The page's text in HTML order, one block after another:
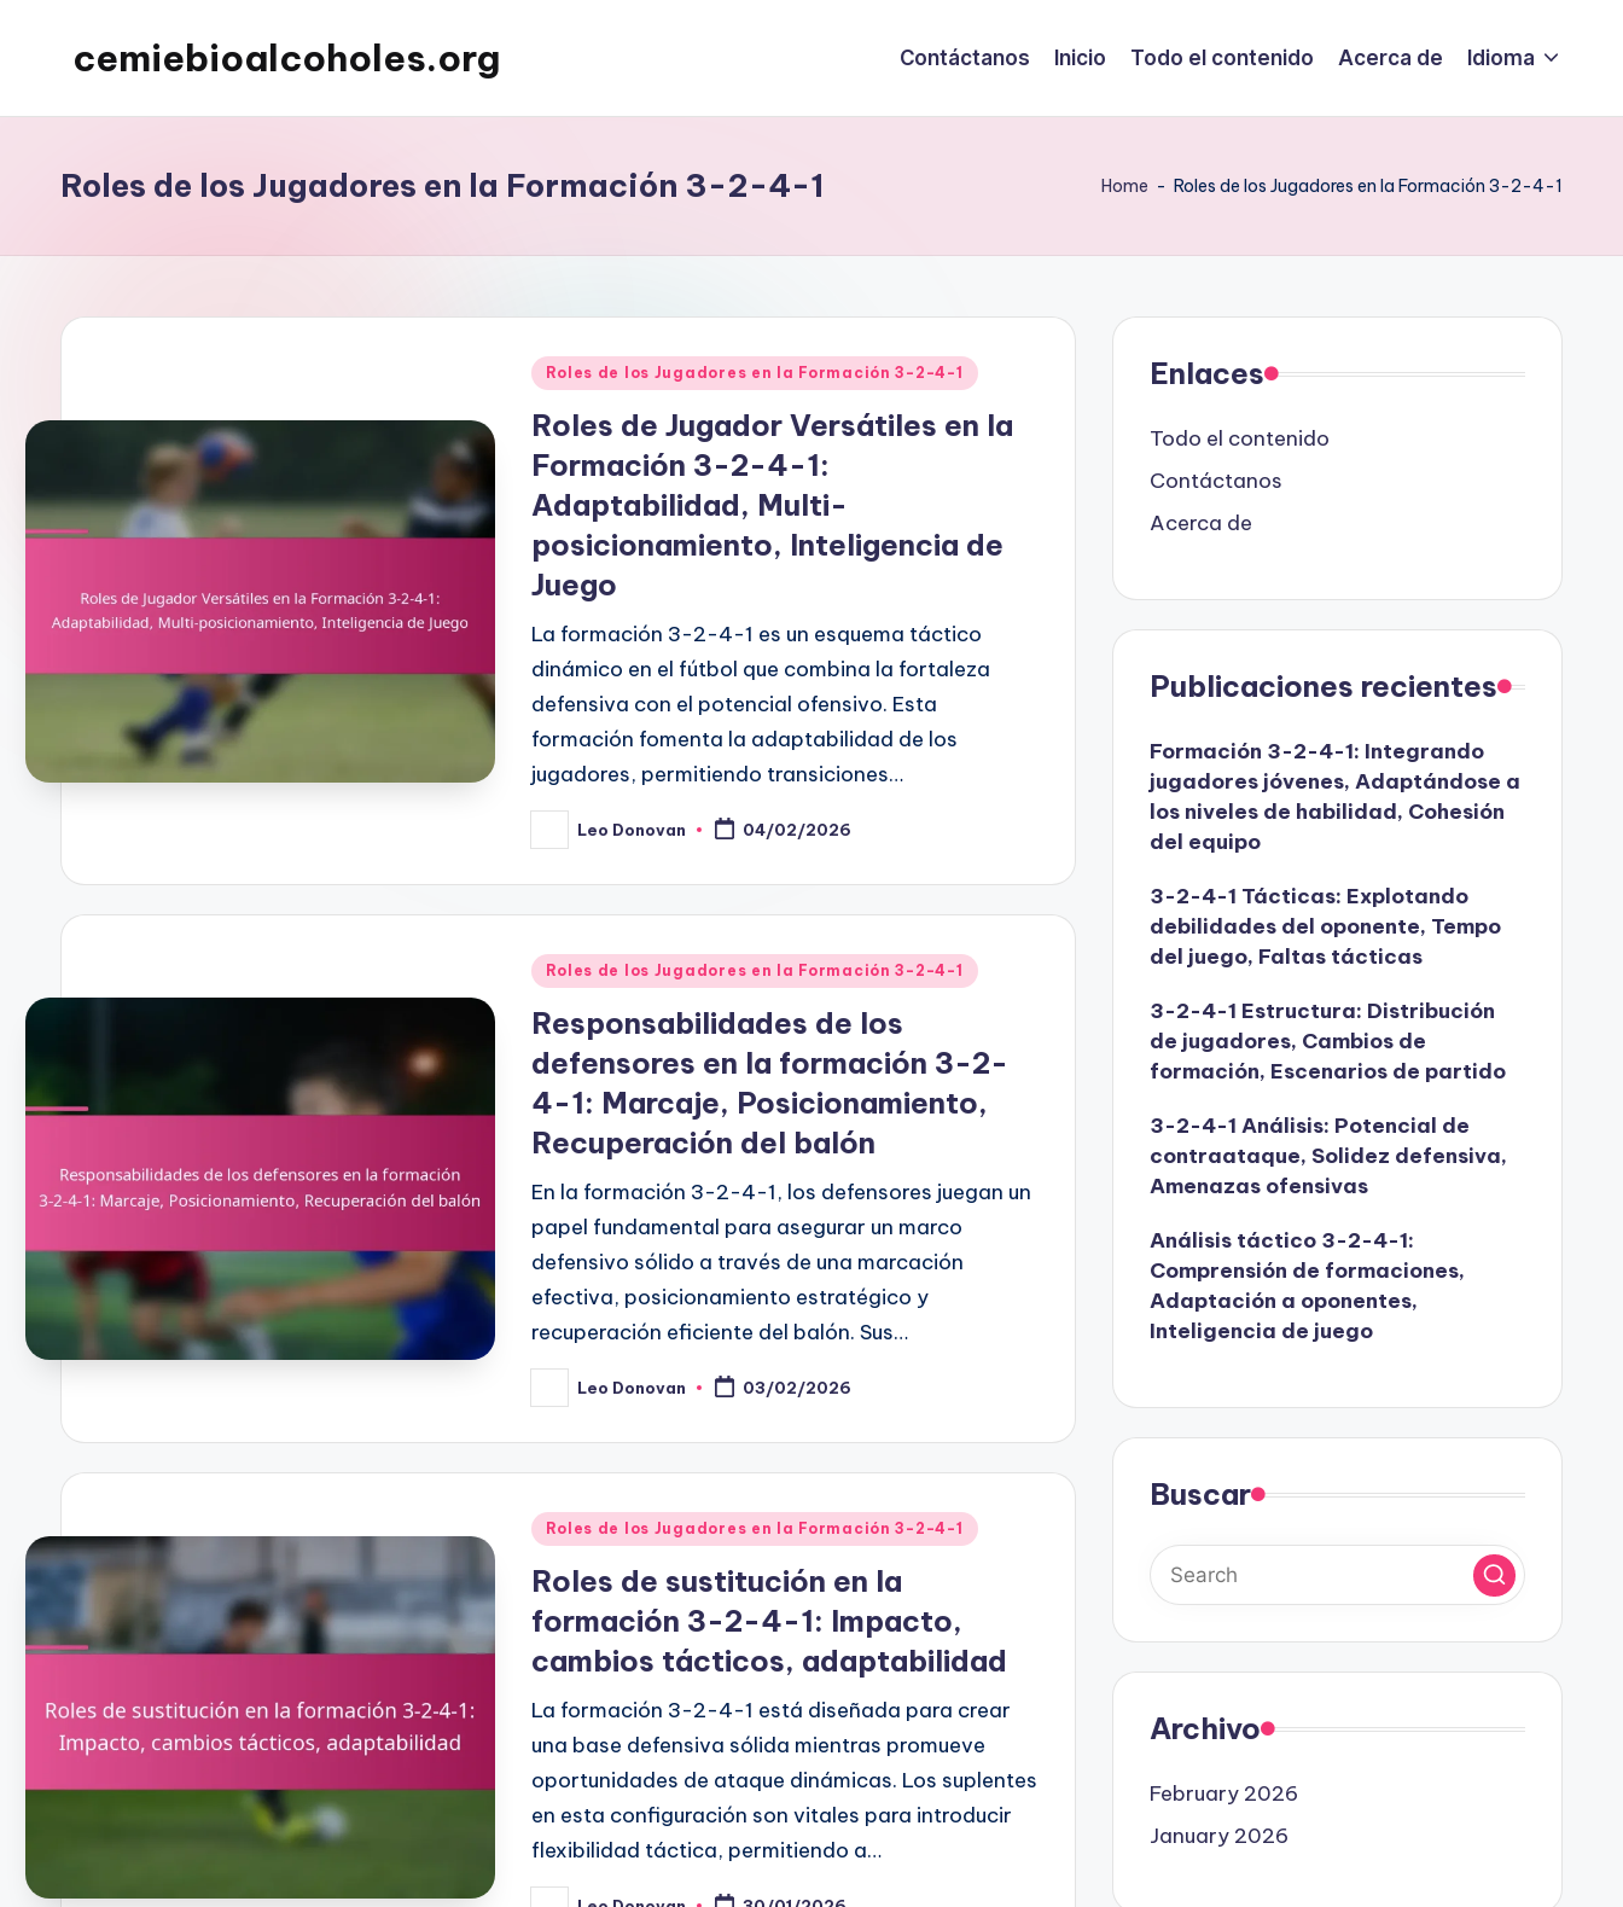
cemiebioalcoholes.org Contáctanos Inicio Todo el contenido Acerca de Idioma
Roles de los Jugadores en la Formación 3-2-4-1 Home - Roles de los Jugadores en la Formación 3-2-4-1
Posted
Roles de los Jugadores en la Formación 3-2-4-1
Roles de Jugador Versátiles en la
Formación 3-2-4-1:
Adaptabilidad, Multi-
posicionamiento, Inteligencia de
Juego
La formación 3-2-4-1 es un esquema táctico
dinámico en el fútbol que combina la fortaleza
defensiva con el potencial ofensivo. Esta
formación fomenta la adaptabilidad de los
jugadores, permitiendo transiciones…
Posted
by
Leo Donovan 04/02/2026
Posted
Roles de los Jugadores en la Formación 3-2-4-1
Responsabilidades de los
defensores en la formación 3-2-
4-1: Marcaje, Posicionamiento,
Recuperación del balón
En la formación 3-2-4-1, los defensores juegan un
papel fundamental para asegurar un marco
defensivo sólido a través de una marcación
efectiva, posicionamiento estratégico y
recuperación eficiente del balón. Sus…
Posted
by
Leo Donovan 03/02/2026
Posted
Roles de los Jugadores en la Formación 3-2-4-1
Roles de sustitución en la
formación 3-2-4-1: Impacto,
cambios tácticos, adaptabilidad
La formación 3-2-4-1 está diseñada para crear
una base defensiva sólida mientras promueve
oportunidades de ataque dinámicas. Los suplentes
en esta configuración son vitales para introducir
flexibilidad táctica, permitiendo a…
Enlaces
Todo el contenido
Contáctanos
Acerca de
Publicaciones recientes
Formación 3-2-4-1: Integrando
jugadores jóvenes, Adaptándose a
los niveles de habilidad, Cohesión
del equipo
3-2-4-1 Tácticas: Explotando
debilidades del oponente, Tempo
del juego, Faltas tácticas
3-2-4-1 Estructura: Distribución
de jugadores, Cambios de
formación, Escenarios de partido
3-2-4-1 Análisis: Potencial de
contraataque, Solidez defensiva,
Amenazas ofensivas
Análisis táctico 3-2-4-1:
Comprensión de formaciones,
Adaptación a oponentes,
Inteligencia de juego
Buscar
Archivo
February 2026
January 2026